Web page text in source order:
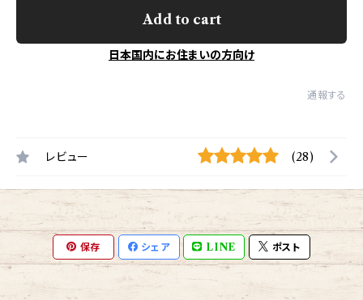
Add to cart
日本国内にお住まいの方向け
通報する
レビュー (28)
保存 シェア LINE ポスト